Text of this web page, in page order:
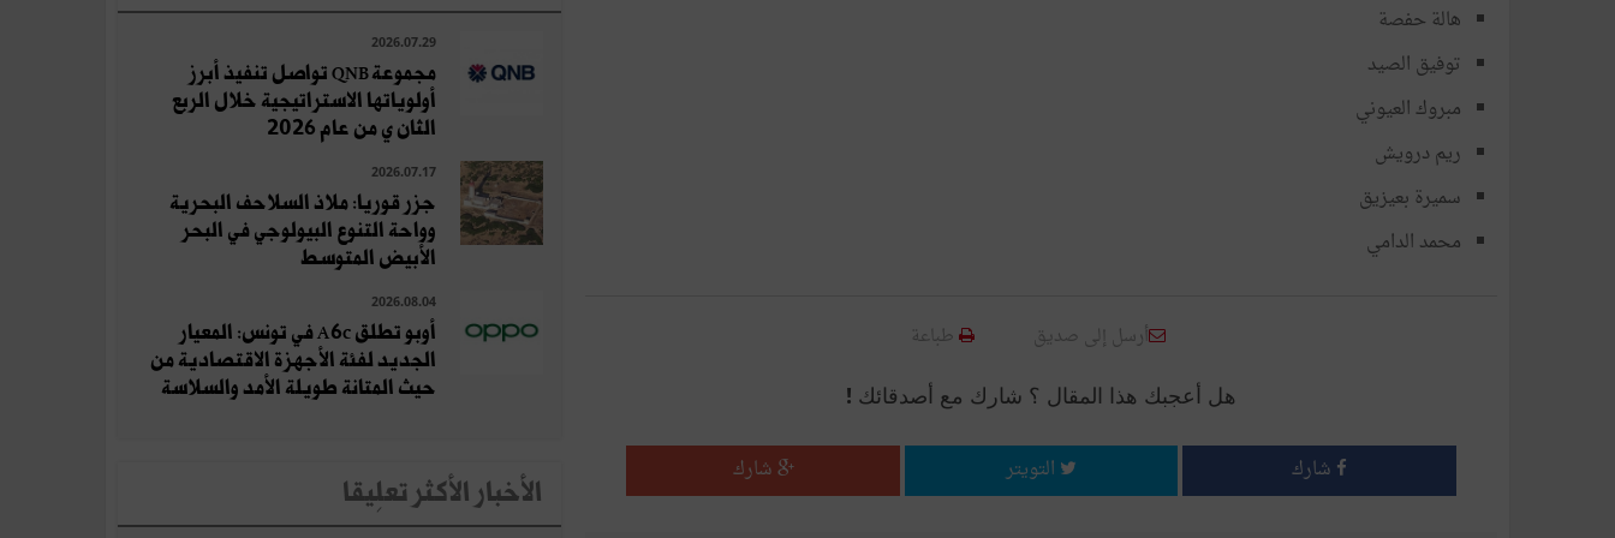
هالة حفصة
توفيق الصيد
مبروك العيوني
ريم درويش
سميرة بعيزيق
محمد الدامي
أرسل إلى صديق طباعة
هل أعجبك هذا المقال ؟ شارك مع أصدقائك !
شارك التويتر شارك
2026.07.29
مجموعة QNB تواصل تنفيذ أبرز
أولوياتها الاستراتيجية خلال الربع
الثان ي من عام 2026
2026.07.17
جزر قوريا: ملاذ السلاحف البحرية
وواحة التنوع البيولوجي في البحر
الأبيض المتوسط
2026.08.04
أوبو تطلق A6c في تونس: المعيار
الجديد لفئة الأجهزة الاقتصادية من
حيث المتانة طويلة الأمد والسلاسة
الأخبار الأكثر تعلِيقا